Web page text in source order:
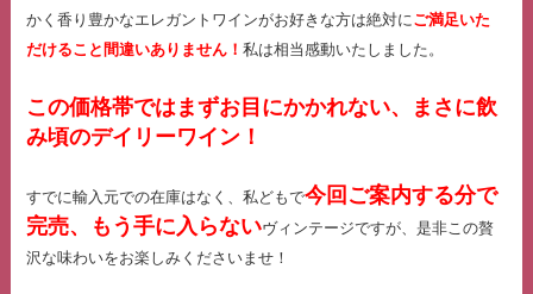
かく香り豊かなエレガントワインがお好きな方は絶対に ご満足いた
だけること間違いありません！私は相当感動いたしました。
この価格帯ではまずお目にかかれない、まさに飲
み頃のデイリーワイン！
すでに輸入元での在庫はなく、私どもで今回ご案内する分で
完売、もう手に入らないヴィンテージですが、是非この贅
沢な味わいをお楽しみくださいませ！